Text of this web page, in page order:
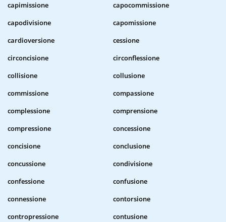
capimissione
capocommissione
capodivisione
capomissione
cardioversione
cessione
circoncisione
circonflessione
collisione
collusione
commissione
compassione
complessione
comprensione
compressione
concessione
concisione
conclusione
concussione
condivisione
confessione
confusione
connessione
contorsione
contropressione
contusione